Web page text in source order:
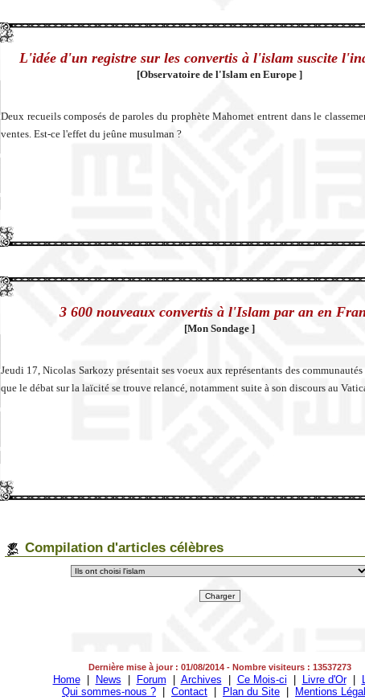
L'idée d'un registre sur les convertis à l'islam suscite
[Observatoire de l'Islam en Europe ]
Deux recueils composés de paroles du prophète Mahomet entrent dans le
ventes. Est-ce l'effet du jeûne musulman ?
3 600 nouveaux convertis à l'Islam par an en
[Mon Sondage ]
Jeudi 17, Nicolas Sarkozy présentait ses voeux aux représentants des
que le débat sur la laïcité se trouve relancé, notamment suite à son discours au
Compilation d'articles célèbres
Dernière mise à jour : 01/08/2014 - Nombre visiteurs : 13537273
Home| News Forum Archives Ce Mois-ci Livre d'Or|
Qui sommes-nous ?
Contact Plan du Site Mentions